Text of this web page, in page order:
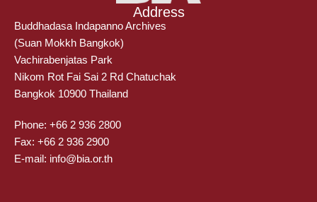
Address
Buddhadasa Indapanno Archives
(Suan Mokkh Bangkok)
Vachirabenjatas Park
Nikom Rot Fai Sai 2 Rd Chatuchak
Bangkok 10900 Thailand
Phone: +66 2 936 2800
Fax: +66 2 936 2900
E-mail: info@bia.or.th